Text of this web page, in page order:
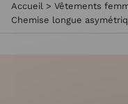
Accueil > Vêtements
Chemise longue